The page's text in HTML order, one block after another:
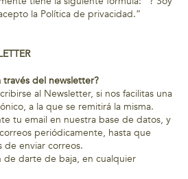
la Política de privacidad.”
del newsletter?
al Newsletter, si nos facilitas una
a la que se remitirá la misma.
tu email en nuestra base de datos, y
periódicamente, hasta que
de enviar correos.
de darte de baja, en cualquier